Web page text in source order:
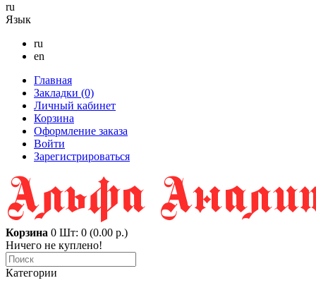
ru
Язык
ru
en
Главная
Закладки (0)
Личный кабинет
Корзина
Оформление заказа
Войти
Зарегистрироваться
Корзина 0 Шт: 0 (0.00 р.)
Ничего не куплено!
Категории